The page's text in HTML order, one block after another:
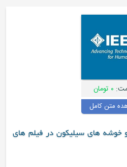
کامل
های سیلیکون در فیلم های